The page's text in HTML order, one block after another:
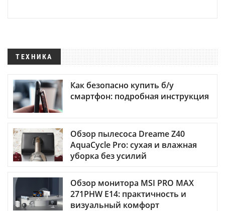
ТЕХНИКА
Как безопасно купить б/у
смартфон: подробная инструкция
Обзор пылесоса Dreame Z40
AquaCycle Pro: сухая и влажная
уборка без усилий
Обзор монитора MSI PRO MAX
271PHW E14: практичность и
визуальный комфорт